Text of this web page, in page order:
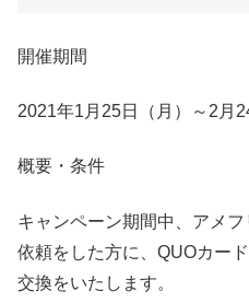
開催期間
2021年1月25日（月）～2月
概要・条件
キャンペーン期間中、アメ
依頼をした方に、QUOカー
交換をいたします。